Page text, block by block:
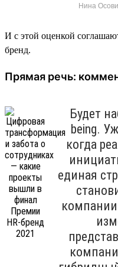
Нина
И с этой оценкой
бренд.
Прямая речь:
Будет
being.
когда
единая